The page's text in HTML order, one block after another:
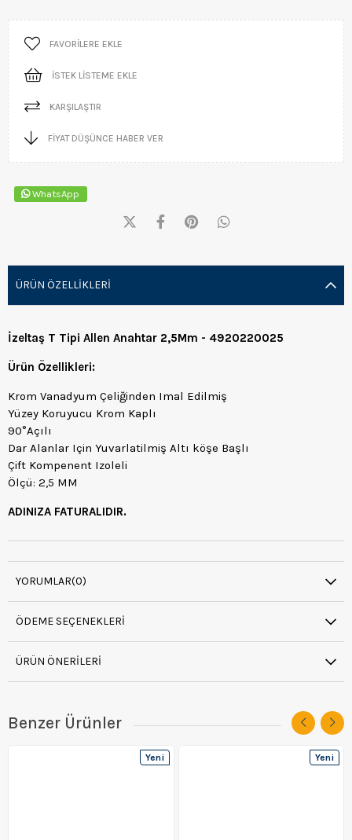
FAVORILERE EKLE
İSTEK LISTEME EKLE
KARŞILAŞTIR
FIYAT DÜŞÜNCE HABER VER
WhatsApp
ÜRÜN ÖZELLIKLERI
İzeltaş T Tipi Allen Anahtar 2,5Mm - 4920220025
Ürün Özellikleri:
Krom Vanadyum Çeliğinden Imal Edilmiş
Yüzey Koruyucu Krom Kaplı
90°Açılı
Dar Alanlar Için Yuvarlatilmiş Altı köşe Başlı
Çift Kompenent Izoleli
Ölçü: 2,5 MM
ADINIZA FATURALIDIR.
YORUMLAR(0)
ÖDEME SEÇENEKLERI
ÜRÜN ÖNERILERI
Benzer Ürünler
Yeni
Yeni